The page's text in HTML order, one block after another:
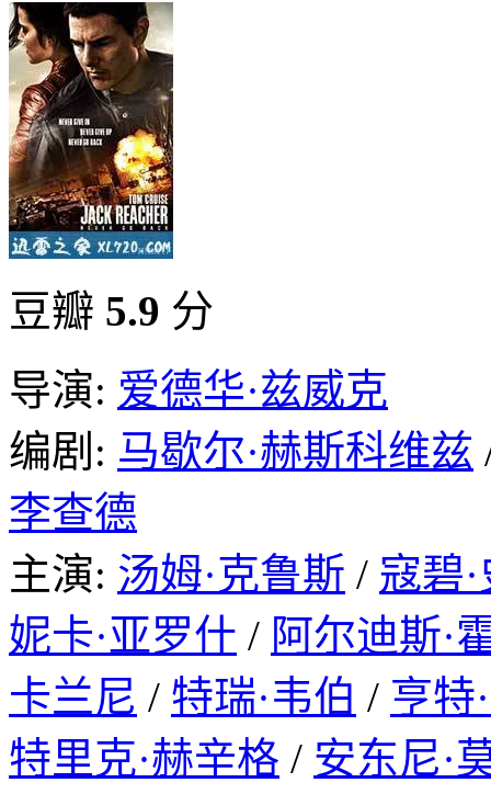
豆瓣 5.9 分
导演: 爱德华·兹威克
编剧: 马歇尔·赫斯科维兹
李查德
主演: 汤姆·克鲁斯 / 寇碧
妮卡·亚罗什 / 阿尔迪斯·
卡兰尼 / 特瑞·韦伯 / 亨特
特里克·赫辛格 / 安东尼·